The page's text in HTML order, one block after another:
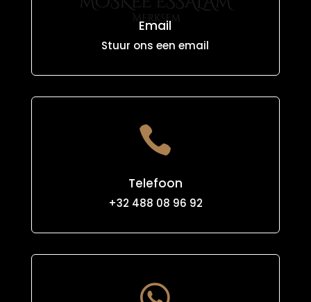
Email
Stuur ons een email

Telefoon
+32 488 08 96 92